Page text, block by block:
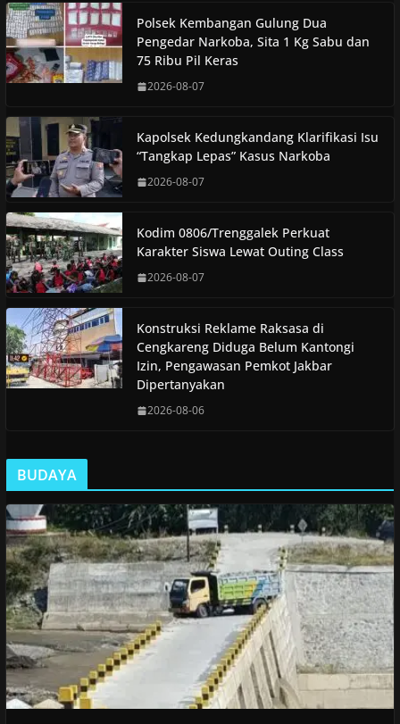
Polsek Kembangan Gulung Dua
Pengedar Narkoba, Sita 1 Kg Sabu dan
75 Ribu Pil Keras
2026-08-07
Kapolsek Kedungkandang Klarifikasi Isu
“Tangkap Lepas” Kasus Narkoba
2026-08-07
Kodim 0806/Trenggalek Perkuat
Karakter Siswa Lewat Outing Class
2026-08-07
Konstruksi Reklame Raksasa di
Cengkareng Diduga Belum Kantongi
Izin, Pengawasan Pemkot Jakbar
Dipertanyakan
2026-08-06
BUDAYA